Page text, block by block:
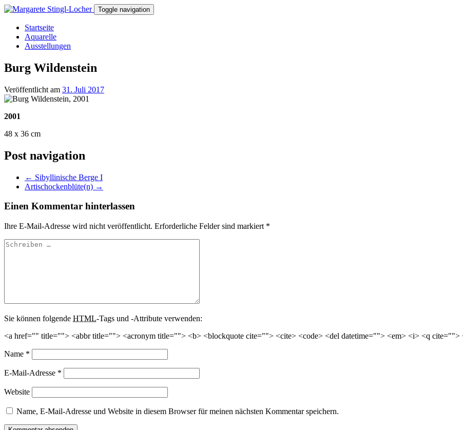
Toggle navigation
Startseite
Aquarelle
Ausstellungen
Burg Wildenstein
Veröffentlicht am 31. Juli 2017
2001
48 x 36 cm
Post navigation
← Sibyllinische Berge I
Artischockenblüte(n) →
Einen Kommentar hinterlassen
Ihre E-Mail-Adresse wird nicht veröffentlicht. Erforderliche Felder sind markiert *
Sie können folgende HTML-Tags und -Attribute verwenden:
<a href="" title=""> <abbr title=""> <acronym title=""> <b> <blockquote cite=""> <cite> <code> <del datetime=""> <em> <i> <q cite="">
Name *
E-Mail-Adresse *
Website
Name, E-Mail-Adresse und Website in diesem Browser für meinen nächsten Kommentar speichern.